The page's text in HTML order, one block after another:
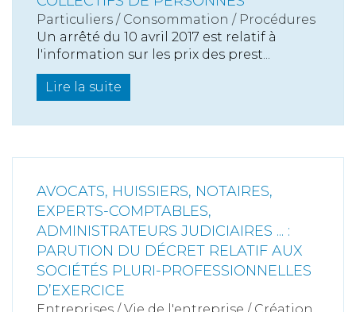
Particuliers / Consommation / Procédures
Un arrêté du 10 avril 2017 est relatif à
l'information sur les prix des prest...
Lire la suite
AVOCATS, HUISSIERS, NOTAIRES,
EXPERTS-COMPTABLES,
ADMINISTRATEURS JUDICIAIRES ... :
PARUTION DU DÉCRET RELATIF AUX
SOCIÉTÉS PLURI-PROFESSIONNELLES
D’EXERCICE